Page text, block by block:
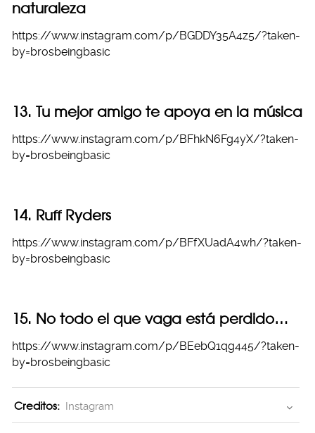
naturaleza
https://www.instagram.com/p/BGDDY35A4z5/?taken-
by=brosbeingbasic
13. Tu mejor amigo te apoya en la música
https://www.instagram.com/p/BFhkN6Fg4yX/?taken-
by=brosbeingbasic
14. Ruff Ryders
https://www.instagram.com/p/BFfXUadA4wh/?taken-
by=brosbeingbasic
15. No todo el que vaga está perdido…
https://www.instagram.com/p/BEebQ1qg445/?taken-
by=brosbeingbasic
Creditos: Instagram